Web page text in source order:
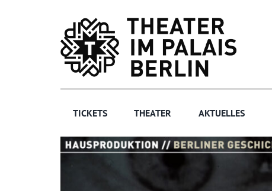
TICKETS THEATER AKTUELLES